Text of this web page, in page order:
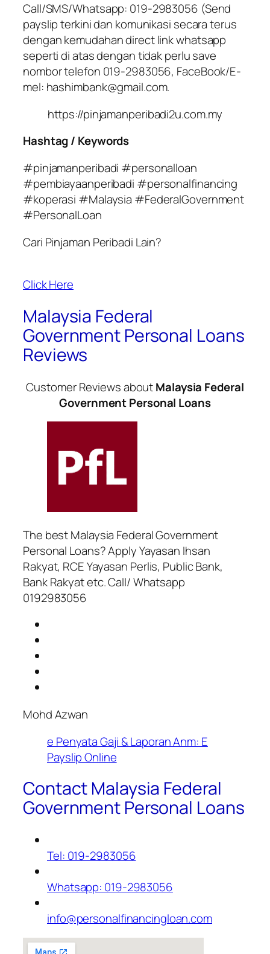
Call/SMS/Whatsapp: 019-2983056 (Send
payslip terkini dan komunikasi secara terus
dengan kemudahan direct link whatsapp
seperti di atas dengan tidak perlu save
nombor telefon 019-2983056, FaceBook/E-
mel: hashimbank@gmail.com.
https://pinjamanperibadi2u.com.my
Hashtag / Keywords
#pinjamanperibadi #personalloan
#pembiayaanperibadi #personalfinancing
#koperasi #Malaysia #FederalGovernment
#PersonalLoan
Cari Pinjaman Peribadi Lain?
Click Here
Malaysia Federal
Government Personal Loans
Reviews
Customer Reviews aboutMalaysia Federal
Government Personal Loans
The best Malaysia Federal Government
Personal Loans? Apply Yayasan Ihsan
Rakyat, RCE Yayasan Perlis, Public Bank,
Bank Rakyat etc. Call/ Whatsapp
0192983056
Mohd Azwan
e Penyata Gaji & Laporan Anm: E
Payslip Online
Contact Malaysia Federal
Government Personal Loans
Tel: 019-2983056
Whatsapp: 019-2983056
info@personalfinancingloan.com